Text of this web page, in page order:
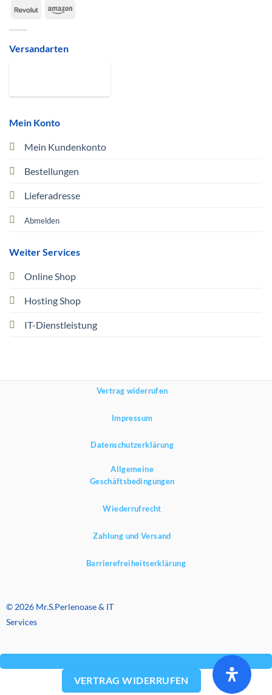
Mein Konto
Mein Kundenkonto
Bestellungen
Lieferadresse
Abmelden
Weiter Services
Online Shop
Hosting Shop
IT-Dienstleistung
RevolutAmazon
Versandarten
Vertrag widerrufen
Impressum
Datenschutzerklärung
Allgemeine
Geschäftsbedingungen
Wiederrufrecht
Zahlung und Versand
Barrierefreiheitserklärung
© 2026 Mr.S.Perlenoase & IT
Services
VERTRAG WIDERRUFEN